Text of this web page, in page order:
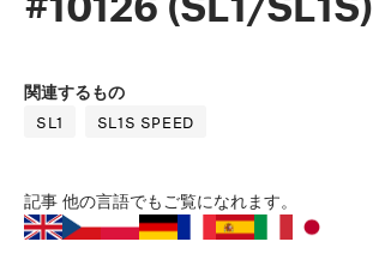
関連するもの
SL1 SL1S SPEED
記事 他の言語でもご覧になれます。